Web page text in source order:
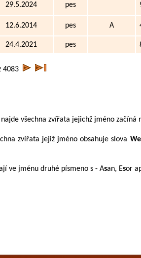
29.5.2024 pes
12.6.2014 pes A
24.4.2021 pes
4083
všechna zvířata jejichž jméno začíná
zvířata jejiž jméno obsahuje slova
ve jménu druhé písmeno s - Asan, Esor